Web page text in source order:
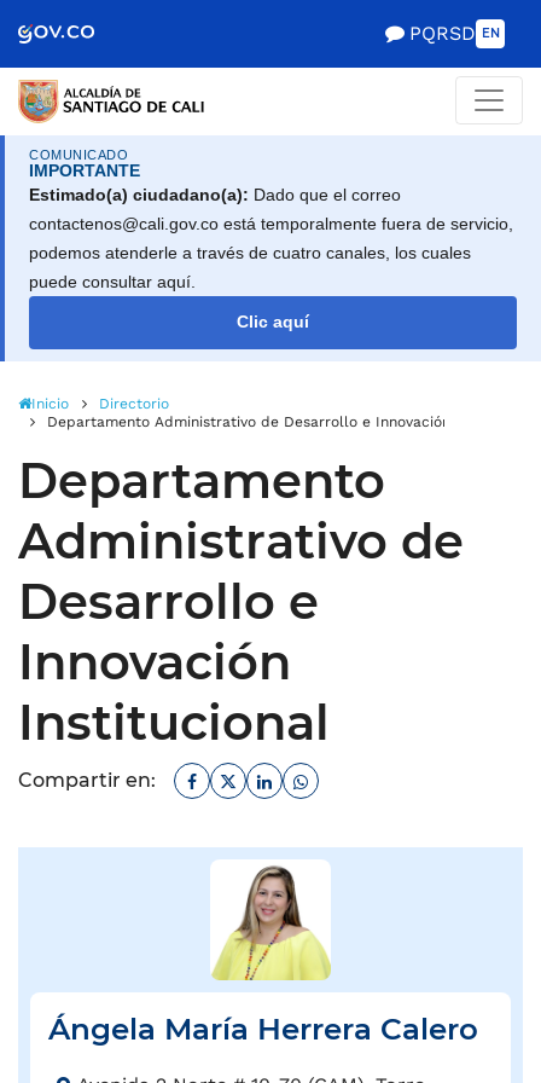
de Santiago
PQRSD EN
COMUNICADO
IMPORTANTE
Estimado(a) ciudadano(a): Dado que el correo
contactenos@cali.gov.co está temporalmente fuera de servicio,
podemos atenderle a través de cuatro canales, los cuales
puede consultar aquí.
Clic aquí
Inicio
Directorio
Departamento Administrativo de Desarrollo e Innovación Institucional
Departamento
Administrativo de
Desarrollo e
Innovación
Institucional
Compartir en: Facebook
TwitterLinkedinWhatsapp
Ángela María Herrera Calero